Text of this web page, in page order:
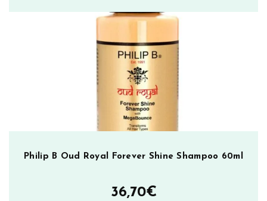
Philip B Oud Royal Forever Shine Shampoo 60ml
36,70€